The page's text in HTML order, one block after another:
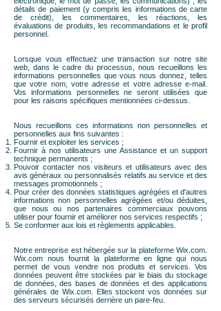
détails de paiement (y compris les informations de carte
de crédit), les commentaires, les réactions, les
évaluations de produits, les recommandations et le profil
personnel.
Lorsque vous effectuez une transaction sur notre site
web, dans le cadre du processus, nous recueillons les
informations personnelles que vous nous donnez, telles
que votre nom, votre adresse et votre adresse e-mail.
Vos informations personnelles ne seront utilisées que
pour les raisons spécifiques mentionnées ci-dessus.
Nous recueillons ces informations non personnelles et
personnelles aux fins suivantes :
Fournir et exploiter les services ;
Fournir à nos utilisateurs une Assistance et un support
technique permanents ;
Pouvoir contacter nos visiteurs et utilisateurs avec des
avis généraux ou personnalisés relatifs au service et des
messages promotionnels ;
Pour créer des données statistiques agrégées et d'autres
informations non personnelles agrégées et/ou déduites,
que nous ou nos partenaires commerciaux pouvons
utiliser pour fournir et améliorer nos services respectifs ;
Se conformer aux lois et règlements applicables.
Notre entreprise est hébergée sur la plateforme Wix.com.
Wix.com nous fournit la plateforme en ligne qui nous
permet de vous vendre nos produits et services. Vos
données peuvent être stockées par le biais du stockage
de données, des bases de données et des applications
générales de Wix.com. Elles stockent vos données sur
des serveurs sécurisés derrière un pare-feu.